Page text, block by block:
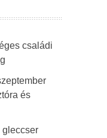
családi
és
gleccser